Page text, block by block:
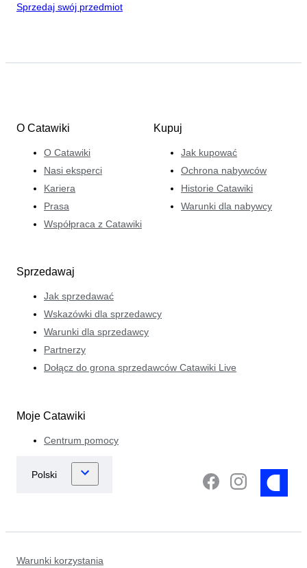
Sprzedaj swój przedmiot
O Catawiki
O Catawiki
Nasi eksperci
Kariera
Prasa
Współpraca z Catawiki
Kupuj
Jak kupować
Ochrona nabywców
Historie Catawiki
Warunki dla nabywcy
Sprzedawaj
Jak sprzedawać
Wskazówki dla sprzedawcy
Warunki dla sprzedawcy
Partnerzy
Dołącz do grona sprzedawców Catawiki Live
Moje Catawiki
Centrum pomocy
Warunki korzystania